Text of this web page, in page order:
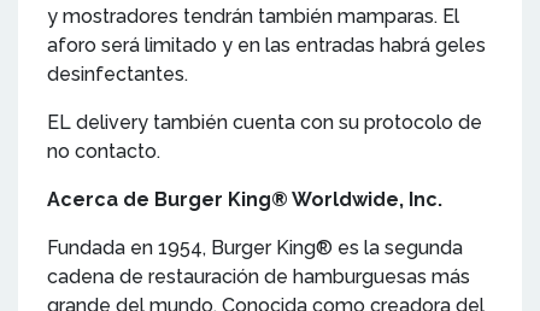
y mostradores tendrán también mamparas. El
aforo será limitado y en las entradas habrá geles
desinfectantes.
EL delivery también cuenta con su protocolo de
no contacto.
Acerca de Burger King® Worldwide, Inc.
Fundada en 1954, Burger King® es la segunda
cadena de restauración de hamburguesas más
grande del mundo. Conocida como creadora del